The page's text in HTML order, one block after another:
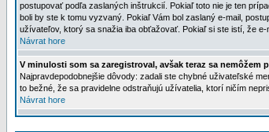
postupovať podľa zaslaných inštrukcií. Pokiaľ toto nie je ten
boli by ste k tomu vyzvaný. Pokiaľ Vám bol zaslaný e-mail,
užívateľov, ktorý sa snažia iba obťažovať. Pokiaľ si ste istí, že
Návrat hore
V minulosti som sa zaregistroval, avšak teraz sa nemôžem
Najpravdepodobnejšie dôvody: zadali ste chybné uživateľské
to bežné, že sa pravidelne odstraňujú užívatelia, ktorí ničím
Návrat hore